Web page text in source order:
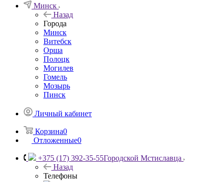
Минск
Назад
Города
Минск
Витебск
Орша
Полоцк
Могилев
Гомель
Мозырь
Пинск
Личный кабинет
Корзина0
Отложенные0
+375 (17) 392-35-55Городской Мстиславца
Назад
Телефоны